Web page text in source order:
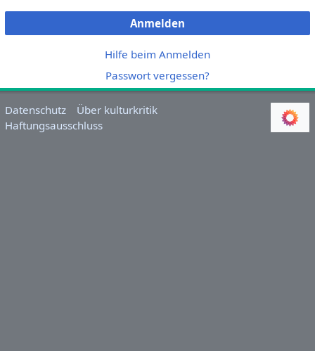
Anmelden
Hilfe beim Anmelden
Passwort vergessen?
Datenschutz
Über kulturkritik
Haftungsausschluss